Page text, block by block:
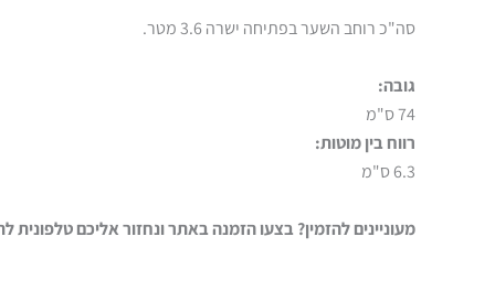
סה"כ רוחב השער בפתיחה ישרה 3.6 מטר.
גובה:
74 ס"מ
רווח בין מוטות:
6.3 ס"מ
מעוניינים להזמין? בצעו הזמנה באתר ונחזור אליכם טלפונית